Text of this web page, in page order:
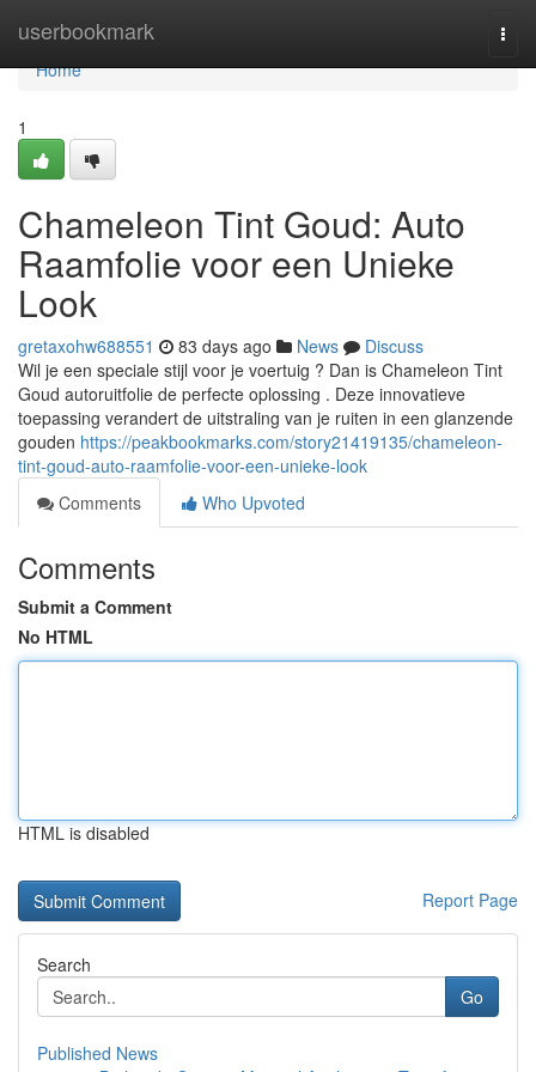
userbookmark
Home
Home
1
Chameleon Tint Goud: Auto
Raamfolie voor een Unieke
Look
gretaxohw688551 83 days ago News
Discuss
Wil je een speciale stijl voor je voertuig ? Dan is Chameleon Tint
Goud autoruitfolie de perfecte oplossing . Deze innovatieve
toepassing verandert de uitstraling van je ruiten in een glanzende
gouden https://peakbookmarks.com/story21419135/chameleon-
tint-goud-auto-raamfolie-voor-een-unieke-look
Comments
Who Upvoted
Comments
Submit a Comment
No HTML
HTML is disabled
Report Page
Search
Go
Published News